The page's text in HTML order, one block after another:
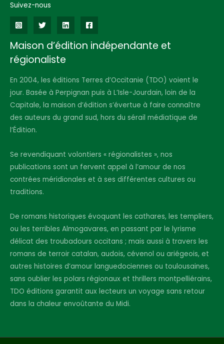
Suivez-nous
Maison d’édition indépendante et
régionaliste
En 2004, les éditions Terres d’Occitanie (TDO) voient le
jour. Basée à Perpignan puis à L’Isle-Jourdain, loin de la
Capitale, la maison d’édition s’évertue à faire connaître
des auteurs du grand sud, hors du sérail médiatique de
l’Édition.
Se revendiquant volontiers « régionalistes », nos
publications sont un fervent appel à l’amour de nos
contrées méridionales et à ses différentes cultures ou
traditions.
De romans historiques évoquant les cathares, les templiers,
ou les terribles Almogavares, en passant par le lyrisme
délicat des troubadours occitans ; mais aussi à travers les
romans de terroir catalan, audois, cévenol ou ariégeois, et
autres histoires d’amour languedociennes ou toulousaines,
sans oublier les polars régionaux et thrillers montpelliérains,
TDO éditions garantit aux lecteurs un voyage sans retour
dans la chaleur envoûtante du Midi.